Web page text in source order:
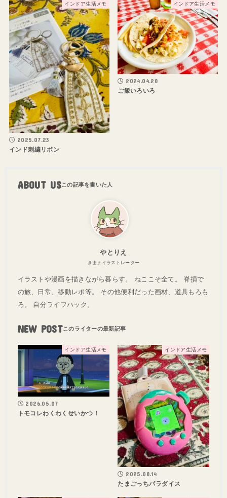
インドア生活メモ
2025.07.23
インド刺繍リボン
インドア生活メモ
2024.04.28
ご飯いろいろ
ABOUT US
やとりえ
きままイラストレーター
イラストや漫画を描きながら暮らす。 ねここそ全て。 脊損で
の旅、日常、移動レポ等。 その他便利だった画材、道具もろも
ろ。 自分ライフハック。
NEW POST
インドア生活メモ
2026.05.07
トモコレわくわくせいかつ！
インドア生活メモ
2025.08.14
たまごっちパラダイス